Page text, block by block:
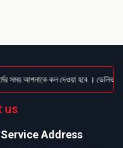
সময় আপনাকে কল দেওয়া হবে ।
us
Address